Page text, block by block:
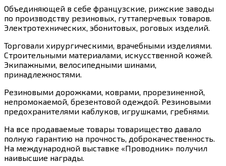
Объединяющей в себе французские, рижские заводы
по производству резиновых, гуттаперчевых товаров.
Электротехнических, эбонитовых, роговых изделий.
Торговали хирургическими, врачебными изделиями.
Строительными материалами, искусственной кожей.
Экипажными, велосипедными шинами,
принадлежностями.
Резиновыми дорожками, коврами, прорезиненной,
непромокаемой, брезентовой одеждой. Резиновыми
предохранителями каблуков, игрушками, гребнями.
На все продаваемые товары товарищество давало
полную гарантию на прочность, доброкачественность.
На международной выставке «Проводник» получил
наивысшие награды.